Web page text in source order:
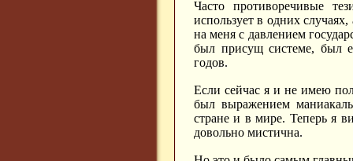
Часто противоречивые
использует в одних
на меня с давлением
был присущ системе, был
годов.
Если сейчас я и не имею
был выражением
стране и в мире. Теперь я
довольно мистична.